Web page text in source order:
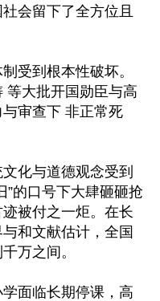
会留下了全方位且
受到根本性破坏。
等大批开国勋臣与高
审查下 非正常死
化与道德观念受到
”的口号下大肆砸砸抢
被付之一炬。在长
和文献估计，全国
万之间。
面临长期停课，高